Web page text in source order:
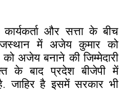
और सत्ता के बीच
में अजेय कुमार को
अजेय बनाने की जिम्मेदारी
के बाद प्रदेश बीजेपी में
है इसमें सरकार भी